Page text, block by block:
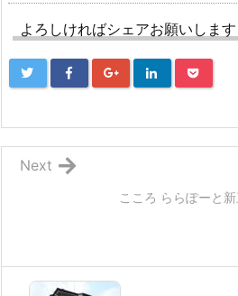
よろしければシェアお願いします
こころ ららぽーと
Next